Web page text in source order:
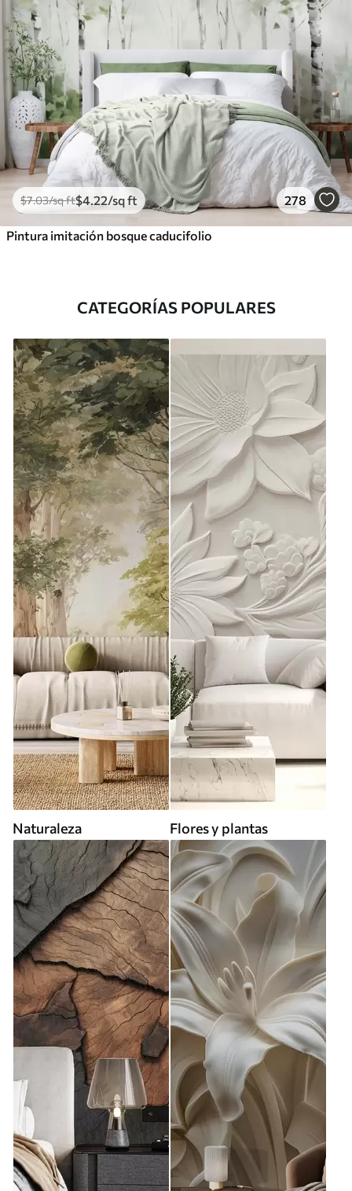
$7.03/sq ft$4 .22/sq ft 278
Pintura imitación bosque caducifolio
CATEGORÍAS POPULARES
Naturaleza Flores y plantas